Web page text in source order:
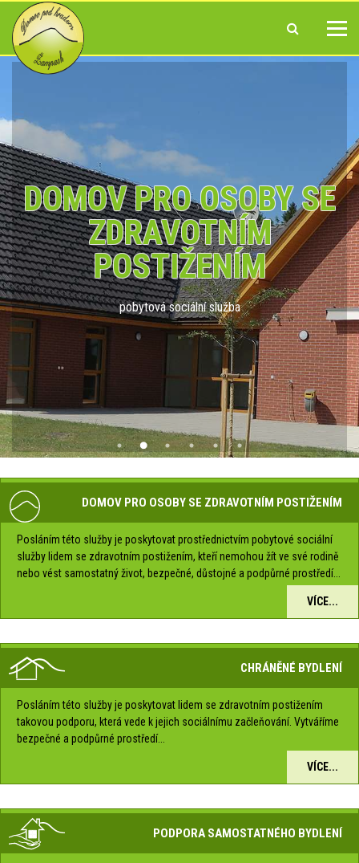
DOMOV PRO OSOBY SE
ZDRAVOTNÍM
POSTIŽENÍM
pobytová sociální služba
DOMOV PRO OSOBY SE ZDRAVOTNÍM POSTIŽENÍM
Posláním této služby je poskytovat prostřednictvím pobytové sociální
služby lidem se zdravotním postižením, kteří nemohou žít ve své rodině
nebo vést samostatný život, bezpečné, důstojné a podpůrné prostředí...
VÍCE...
CHRÁNĚNÉ BYDLENÍ
Posláním této služby je poskytovat lidem se zdravotním postižením
takovou podporu, která vede k jejich sociálnímu začleňování. Vytváříme
bezpečné a podpůrné prostředí...
VÍCE...
PODPORA SAMOSTATNÉHO BYDLENÍ